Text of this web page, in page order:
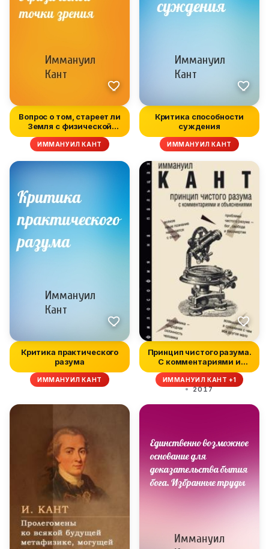
Вопрос о том, стареет ли
Земля с физической
точки...
ИММАНУИЛ КАНТ
Критика способности
суждения
ИММАНУИЛ КАНТ
Критика практического
разума
ИММАНУИЛ КАНТ
Принцип чистого разума.
С комментариями и
объяснен...
ИММАНУИЛ КАНТ +1
2017